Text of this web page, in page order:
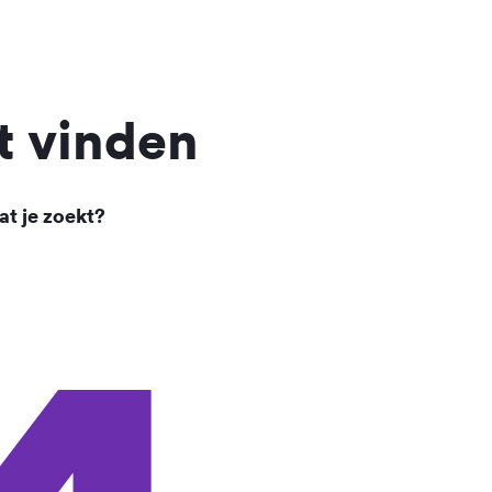
vinden
je zoekt?